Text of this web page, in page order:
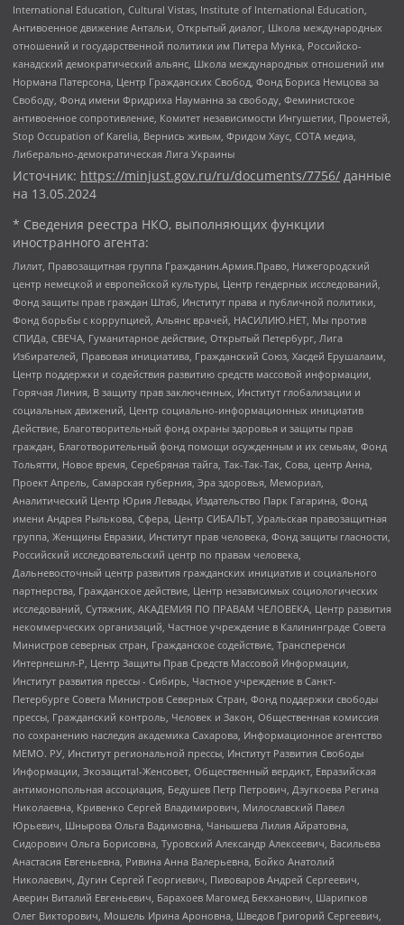
International Education, Cultural Vistas, Institute of International Education,
Антивоенное движение Антальи, Открытый диалог, Школа международных
отношений и государственной политики им Питера Мунка, Российско-
канадский демократический альянс, Школа международных отношений им
Нормана Патерсона, Центр Гражданских Свобод, Фонд Бориса Немцова за
Свободу, Фонд имени Фридриха Науманна за свободу, Феминистское
антивоенное сопротивление, Комитет независимости Ингушетии, Прометей,
Stop Occupation of Karelia, Вернись живым, Фридом Хаус, СОТА медиа,
Либерально-демократическая Лига Украины
Источник: https://minjust.gov.ru/ru/documents/7756/ данные
на 13.05.2024
* Сведения реестра НКО, выполняющих функции
иностранного агента:
Лилит, Правозащитная группа Гражданин.Армия.Право, Нижегородский
центр немецкой и европейской культуры, Центр гендерных исследований,
Фонд защиты прав граждан Штаб, Институт права и публичной политики,
Фонд борьбы с коррупцией, Альянс врачей, НАСИЛИЮ.НЕТ, Мы против
СПИДа, СВЕЧА, Гуманитарное действие, Открытый Петербург, Лига
Избирателей, Правовая инициатива, Гражданский Союз, Хасдей Ерушалаим,
Центр поддержки и содействия развитию средств массовой информации,
Горячая Линия, В защиту прав заключенных, Институт глобализации и
социальных движений, Центр социально-информационных инициатив
Действие, Благотворительный фонд охраны здоровья и защиты прав
граждан, Благотворительный фонд помощи осужденным и их семьям, Фонд
Тольятти, Новое время, Серебряная тайга, Так-Так-Так, Сова, центр Анна,
Проект Апрель, Самарская губерния, Эра здоровья, Мемориал,
Аналитический Центр Юрия Левады, Издательство Парк Гагарина, Фонд
имени Андрея Рылькова, Сфера, Центр СИБАЛЬТ, Уральская правозащитная
группа, Женщины Евразии, Институт прав человека, Фонд защиты гласности,
Российский исследовательский центр по правам человека,
Дальневосточный центр развития гражданских инициатив и социального
партнерства, Гражданское действие, Центр независимых социологических
исследований, Сутяжник, АКАДЕМИЯ ПО ПРАВАМ ЧЕЛОВЕКА, Центр развития
некоммерческих организаций, Частное учреждение в Калининграде Совета
Министров северных стран, Гражданское содействие, Трансперенси
Интернешнл-Р, Центр Защиты Прав Средств Массовой Информации,
Институт развития прессы - Сибирь, Частное учреждение в Санкт-
Петербурге Совета Министров Северных Стран, Фонд поддержки свободы
прессы, Гражданский контроль, Человек и Закон, Общественная комиссия
по сохранению наследия академика Сахарова, Информационное агентство
МЕМО. РУ, Институт региональной прессы, Институт Развития Свободы
Информации, Экозащита!-Женсовет, Общественный вердикт, Евразийская
антимонопольная ассоциация, Бедушев Петр Петрович, Дзугкоева Регина
Николаевна, Кривенко Сергей Владимирович, Милославский Павел
Юрьевич, Шнырова Ольга Вадимовна, Чанышева Лилия Айратовна,
Сидорович Ольга Борисовна, Туровский Александр Алексеевич, Васильева
Анастасия Евгеньевна, Ривина Анна Валерьевна, Бойко Анатолий
Николаевич, Дугин Сергей Георгиевич, Пивоваров Андрей Сергеевич,
Аверин Виталий Евгеньевич, Барахоев Магомед Бекханович, Шарипков
Олег Викторович, Мошель Ирина Ароновна, Шведов Григорий Сергеевич,